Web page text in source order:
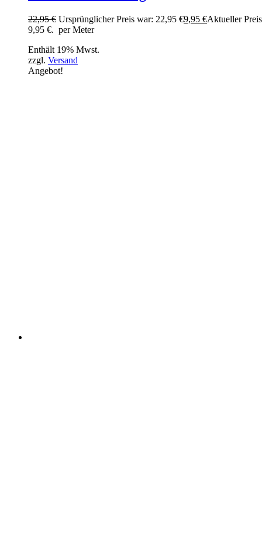
22,95€ Ursprünglicher Preis war: 22,95 €9,95 €Aktueller
9,95 €. per Meter
Enthält 19% Mwst.
zzgl. Versand
Angebot!